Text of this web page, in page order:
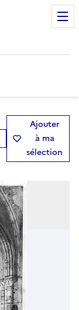
Ajouter
à ma
sélection